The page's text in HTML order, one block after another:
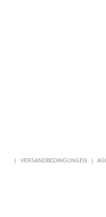
| VERSANDBEDINGUNGEN |